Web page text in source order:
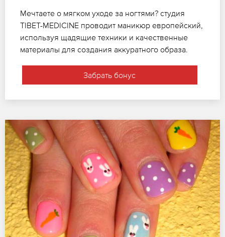
Мечтаете о мягком уходе за ногтями? студия
TIBET-MEDICINE проводит маникюр европейский,
используя щадящие техники и качественные
материалы для создания аккуратного образа.
Забрать бонус